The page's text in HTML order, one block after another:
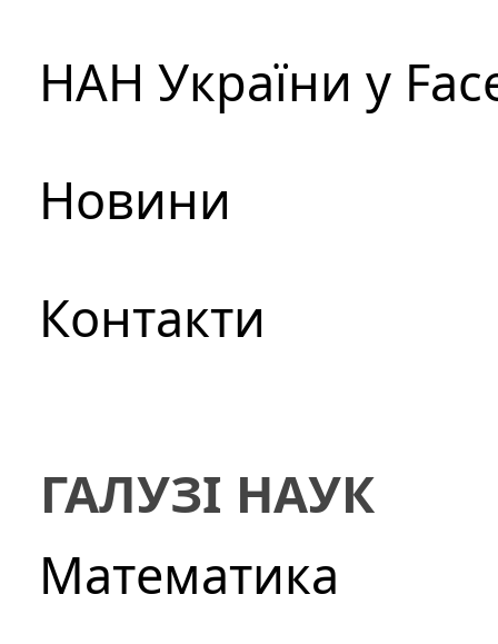
НАН України у
Новини
Контакти
ГАЛУЗІ НАУК
Математика